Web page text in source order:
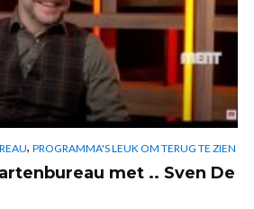
, PROGRAMMA'S LEUK OM TERUG TE ZIEN
met .. Sven De